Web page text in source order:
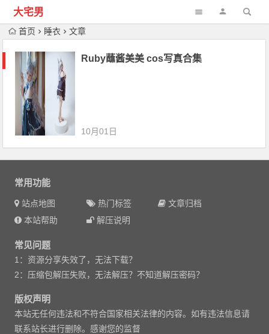
大宅男
首页 睡衣 文章
Ruby蘸酱美美 cos写真合集
10月01日
常用功能
站点地图 热门标签
文章归档
本站帮助
解压说明
常见问题
1：资源分享失效了，无法下载？
2：压缩包解压失败，无法解压？不知道解压密码？
版权声明
本站无任何违法和不符合国家相关法律的内容。如有违法信息请
联系站长进行删除。感谢您的监督